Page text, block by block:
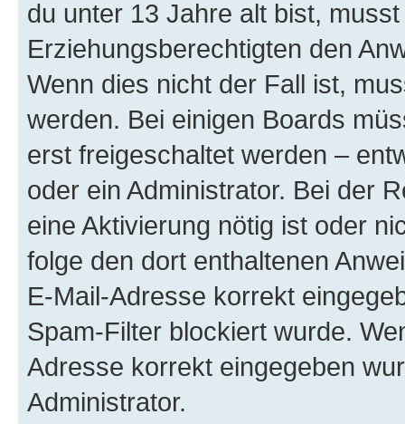
du unter 13 Jahre alt bist,
Erziehungsberechtigten den
Wenn dies nicht der Fall ist,
werden. Bei einigen Boards
erst freigeschaltet werden –
oder ein Administrator. Bei der
eine Aktivierung nötig ist oder
folge den dort enthaltenen
E-Mail-Adresse korrekt
Spam-Filter blockiert wurde.
Adresse korrekt eingegeben
Administrator.